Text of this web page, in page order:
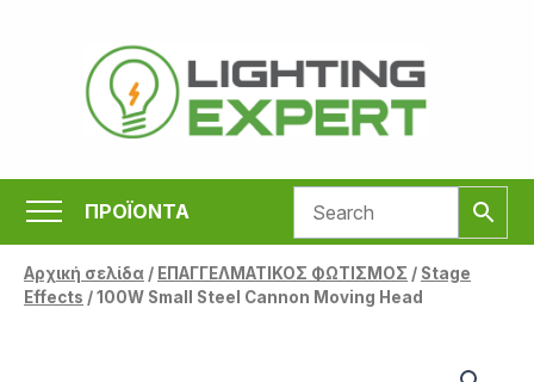
περιεχόμενο
ΠΡΟΪΟΝΤΑ
Αρχική σελίδα/ ΕΠΑΓΓΕΛΜΑΤΙΚΟΣ ΦΩΤΙΣΜΟΣ / Stage
Effects / 100W Small Steel Cannon Moving Head